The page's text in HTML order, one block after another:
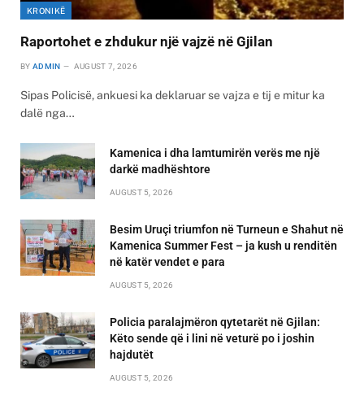
KRONIKË
Raportohet e zhdukur një vajzë në Gjilan
BY ADMIN AUGUST 7, 2026
Sipas Policisë, ankuesi ka deklaruar se vajza e tij e mitur ka
dalë nga…
Kamenica i dha lamtumirën verës me një
darkë madhështore
AUGUST 5, 2026
Besim Uruçi triumfon në Turneun e Shahut në
Kamenica Summer Fest – ja kush u renditën
në katër vendet e para
AUGUST 5, 2026
Policia paralajmëron qytetarët në Gjilan:
Këto sende që i lini në veturë po i joshin
hajdutët
AUGUST 5, 2026